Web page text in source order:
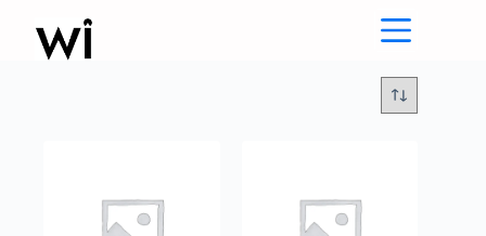
contenido